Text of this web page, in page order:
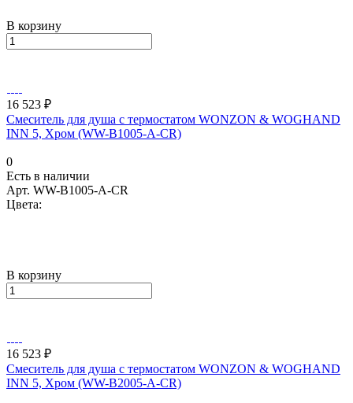
В корзину
16 523 ₽
Смеситель для душа с термостатом WONZON & WOGHAND
INN 5, Хром (WW-B1005-A-CR)
0
Есть в наличии
Арт. WW-B1005-A-CR
Цвета:
В корзину
16 523 ₽
Смеситель для душа с термостатом WONZON & WOGHAND
INN 5, Хром (WW-B2005-A-CR)